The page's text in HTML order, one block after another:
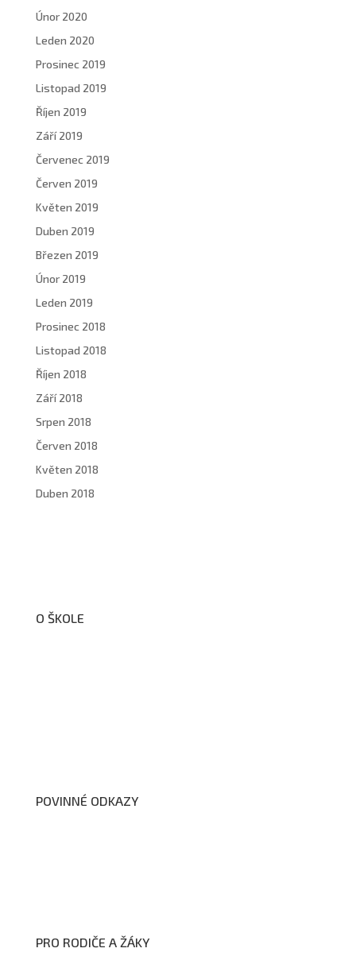
Únor 2020
Leden 2020
Prosinec 2019
Listopad 2019
Říjen 2019
Září 2019
Červenec 2019
Červen 2019
Květen 2019
Duben 2019
Březen 2019
Únor 2019
Leden 2019
Prosinec 2018
Listopad 2018
Říjen 2018
Září 2018
Srpen 2018
Červen 2018
Květen 2018
Duben 2018
O ŠKOLE
POVINNÉ ODKAZY
PRO RODIČE A ŽÁKY